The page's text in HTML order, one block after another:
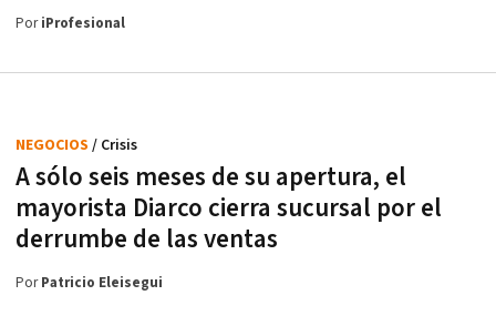
PoriProfesional
A sólo seis meses de su apertura, el
mayorista Diarco cierra sucursal por el
derrumbe de las ventas
NEGOCIOS / Crisis
PorPatricio Eleisegui